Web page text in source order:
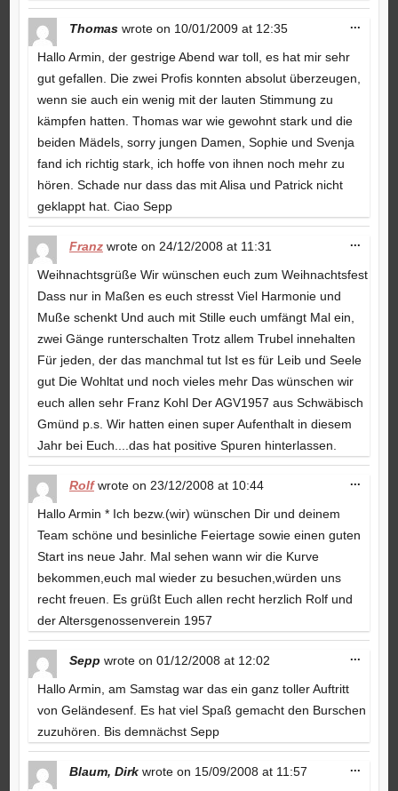
Thomas wrote on 10/01/2009 at 12:35
Hallo Armin, der gestrige Abend war toll, es hat mir sehr
gut gefallen. Die zwei Profis konnten absolut überzeugen,
wenn sie auch ein wenig mit der lauten Stimmung zu
kämpfen hatten. Thomas war wie gewohnt stark und die
beiden Mädels, sorry jungen Damen, Sophie und Svenja
fand ich richtig stark, ich hoffe von ihnen noch mehr zu
hören. Schade nur dass das mit Alisa und Patrick nicht
geklappt hat. Ciao Sepp
...
Franz wrote on 24/12/2008 at 11:31
Weihnachtsgrüße Wir wünschen euch zum Weihnachtsfest
Dass nur in Maßen es euch stresst Viel Harmonie und
Muße schenkt Und auch mit Stille euch umfängt Mal ein,
zwei Gänge runterschalten Trotz allem Trubel innehalten
Für jeden, der das manchmal tut Ist es für Leib und Seele
gut Die Wohltat und noch vieles mehr Das wünschen wir
euch allen sehr Franz Kohl Der AGV1957 aus Schwäbisch
Gmünd p.s. Wir hatten einen super Aufenthalt in diesem
Jahr bei Euch....das hat positive Spuren hinterlassen.
...
Rolf wrote on 23/12/2008 at 10:44
Hallo Armin * Ich bezw.(wir) wünschen Dir und deinem
Team schöne und besinliche Feiertage sowie einen guten
Start ins neue Jahr. Mal sehen wann wir die Kurve
bekommen,euch mal wieder zu besuchen,würden uns
recht freuen. Es grüßt Euch allen recht herzlich Rolf und
der Altersgenossenverein 1957
...
Sepp wrote on 01/12/2008 at 12:02
Hallo Armin, am Samstag war das ein ganz toller Auftritt
von Geländesenf. Es hat viel Spaß gemacht den Burschen
zuzuhören. Bis demnächst Sepp
...
Blaum, Dirk wrote on 15/09/2008 at 11:57
...